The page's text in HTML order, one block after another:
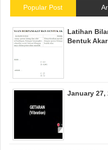
Popular Post
Latihan
Bentuk Akar
January 27,